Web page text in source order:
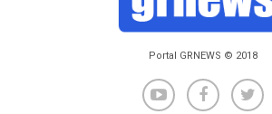
Portal GRNEWS © 2018